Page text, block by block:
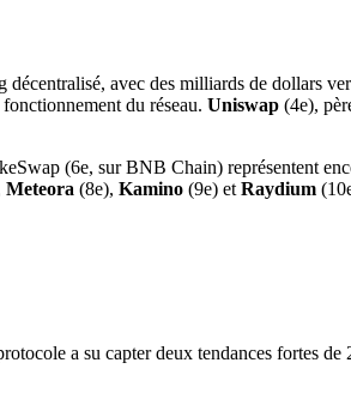
décentralisé, avec des milliards de dollars
du réseau. Uniswap (4e),
(6e, sur BNB Chain) représentent
Meteora (8e), Kamino (9e) etRaydium
a su capter deux tendances fortes de